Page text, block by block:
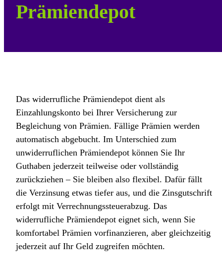
Prämiendepot
Das widerrufliche Prämiendepot dient als
Einzahlungskonto bei Ihrer Versicherung zur
Begleichung von Prämien. Fällige Prämien werden
automatisch abgebucht. Im Unterschied zum
unwiderruflichen Prämiendepot können Sie Ihr
Guthaben jederzeit teilweise oder vollständig
zurückziehen – Sie bleiben also flexibel. Dafür fällt
die Verzinsung etwas tiefer aus, und die Zinsgutschrift
erfolgt mit Verrechnungssteuerabzug. Das
widerrufliche Prämiendepot eignet sich, wenn Sie
komfortabel Prämien vorfinanzieren, aber gleichzeitig
jederzeit auf Ihr Geld zugreifen möchten.